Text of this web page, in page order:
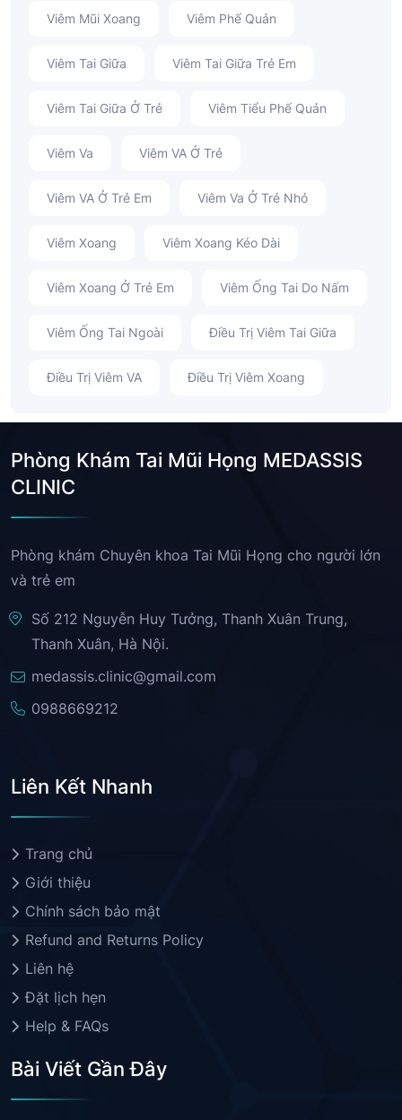
Viêm Mũi Xoang Viêm Phế Quản
Viêm Tai Giữa Viêm Tai Giữa Trẻ Em
Viêm Tai Giữa Ở Trẻ Viêm Tiểu Phế Quản
Viêm Va Viêm VA Ở Trẻ
Viêm VA Ở Trẻ Em Viêm Va Ở Trẻ Nhỏ
Viêm Xoang Viêm Xoang Kéo Dài
Viêm Xoang Ở Trẻ Em Viêm Ống Tai Do Nấm
Viêm Ống Tai Ngoài Điều Trị Viêm Tai Giữa
Điều Trị Viêm VA Điều Trị Viêm Xoang
Phòng Khám Tai Mũi Họng MEDASSIS
CLINIC
Phòng khám Chuyên khoa Tai Mũi Họng cho người lớn
và trẻ em
Số 212 Nguyễn Huy Tưởng, Thanh Xuân Trung,
Thanh Xuân, Hà Nội.
medassis.clinic@gmail.com
0988669212
Liên Kết Nhanh
Trang chủ
Giới thiệu
Chính sách bảo mật
Refund and Returns Policy
Liên hệ
Đặt lịch hẹn
Help & FAQs
Bài Viết Gần Đây